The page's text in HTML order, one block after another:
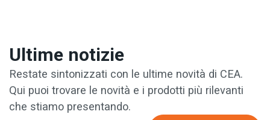
Ultime notizie
Restate sintonizzati con le ultime novità di CEA.
Qui puoi trovare le novità e i prodotti più rilevanti
che stiamo presentando.